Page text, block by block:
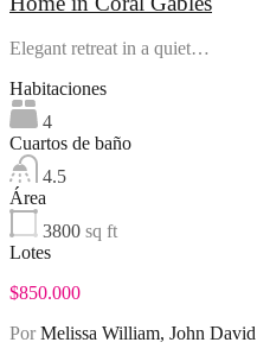
Elegant retreat in a quiet…
Habitaciones
4
Cuartos de baño
4.5
Área
3800 sq ft
Lotes
$850.000
Por Melissa William, John David